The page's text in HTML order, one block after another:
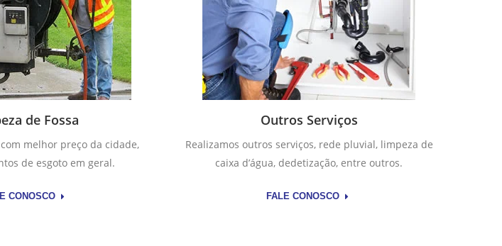
de Fossa
melhor preço da cidade,
de esgoto em geral.
CONOSCO
Outros Serviços
Realizamos outros serviços, rede pluvial, limpeza de
caixa d’água, dedetização, entre outros.
FALE CONOSCO